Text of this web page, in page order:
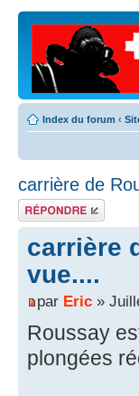
Index du forum ‹
carrière de
Répondre
carrière
vue....
par Eric »
Roussay
plongées